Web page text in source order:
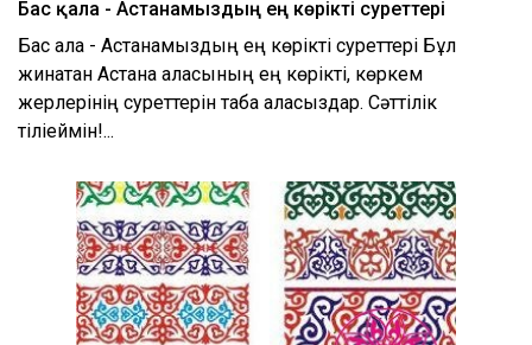
Бас қала - Астанамыздың ең көрікті суреттері
Бас қала - Астанамыздың ең көрікті суреттері Бұл
жинақтан Астана қаласының ең көрікті, көркем
жерлерінің суреттерін таба аласыздар. Сәттілік
тіліеймін!...